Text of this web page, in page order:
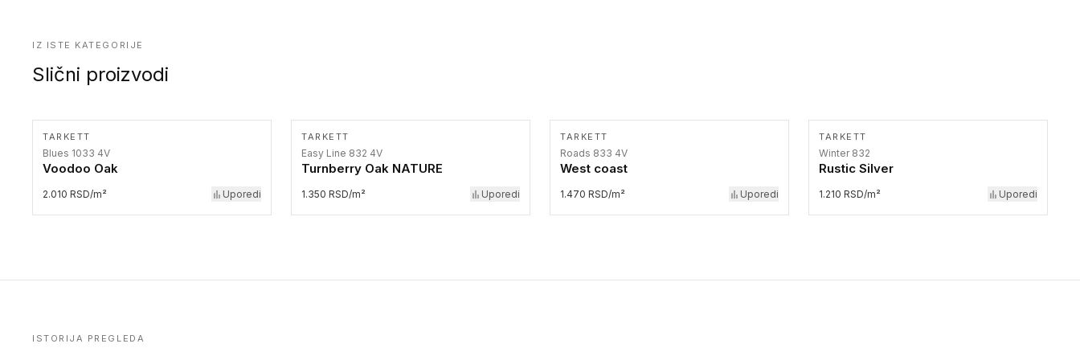
IZ ISTE KATEGORIJE
Slični proizvodi
TARKETT
Blues 1033 4V
Voodoo Oak
2.010 RSD/m² Uporedi
TARKETT
Easy Line 832 4V
Turnberry Oak NATURE
1.350 RSD/m² Uporedi
TARKETT
Roads 833 4V
West coast
1.470 RSD/m² Uporedi
TARKETT
Winter 832
Rustic Silver
1.210 RSD/m² Uporedi
ISTORIJA PREGLEDA